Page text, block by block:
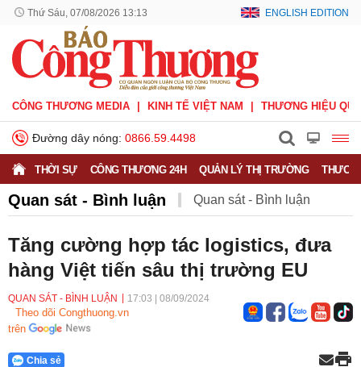
Thứ Sáu, 07/08/2026 13:13 ENGLISH EDITION
CÔNG THƯƠNG MEDIA KINH TẾ VIỆT NAM THƯƠNG HIỆU
Đường dây nóng: 0866.59.4498
THỜI SỰ CÔNG THƯƠNG 24H QUẢN LÝ THỊ TRƯỜNG
Quan sát - Bình luận Quan sát - Bình luận
Người tốt - Việc tốt Phỏng vấn - Đối thoại
Tăng cường hợp tác logistics, đưa
hàng Việt tiến sâu thị trường EU
QUAN SÁT - BÌNH LUẬN 17:03 08/09/2024
Theo dõi Congthuong.vn
trên
Chia sẻ